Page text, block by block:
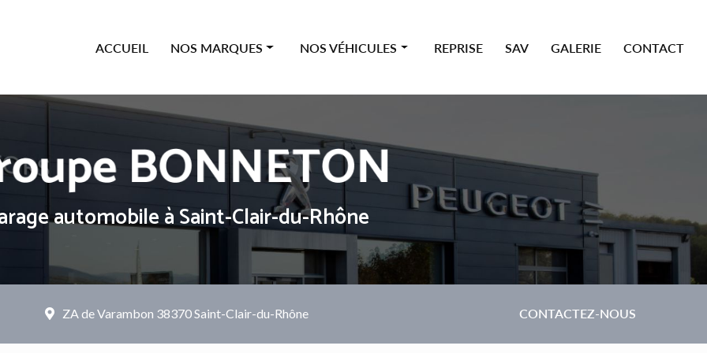
ACCUEIL NOS MARQUES
Offres Peugeot
Offres Renault
NOS VÉHICULES
Occasions
Véhicules premium
REPRISE SAV GALERIE CONTACT
automobileà Saint-Clair-du-Rhône
ZA de Varambon 38370 Saint-Clair-du-Rhône CONTACTEZ-NOUS